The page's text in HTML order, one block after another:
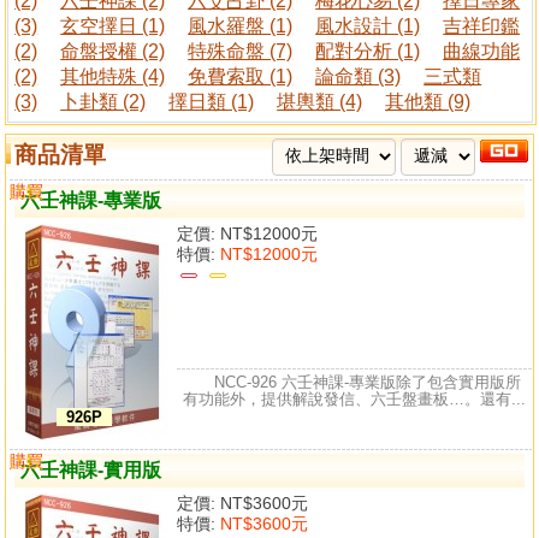
(3)
玄空擇日 (1) 風水羅盤 (1) 風水設計 (1)
吉祥印鑑
(2)
命盤授權 (2) 特殊命盤 (7) 配對分析 (1)
曲線功能
(2)
其他特殊 (4) 免費索取 (1) 論命類 (3)
三式類
(3)
卜卦類 (2) 擇日類 (1) 堪輿類 (4) 其他類 (9)
商品清單
六壬神課-專業版
926P
定價: NT$12000元
特價: NT$12000元
購買
比較
NCC-926 六壬神課-專業版除了包含實用版所
有功能外，提供解說發信、六壬盤畫板…。還有...
六壬神課-實用版
定價: NT$3600元
特價: NT$3600元
購買
比較